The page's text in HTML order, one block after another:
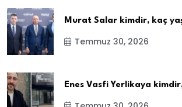
Murat Salar kimdir, kaç
Temmuz 30, 2026
Enes Vasfi Yerlikaya